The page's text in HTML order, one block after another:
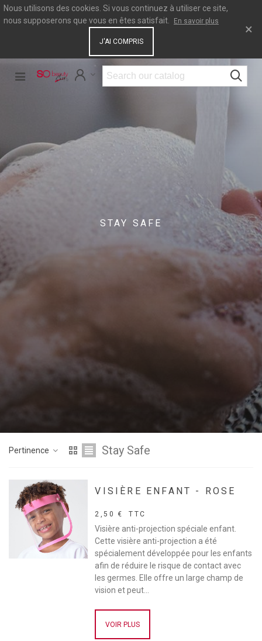
Nous utilisons des cookies. Si vous continuez à utiliser ce site,
nous supposerons que vous en êtes satisfait.
En savoir plus
J'AI COMPRIS
×
STAY SAFE
Pertinence Stay Safe
VISIÈRE ENFANT - ROSE
2,50 € TTC
Visière anti-projection spéciale enfant.
Cette visière anti-projection a été
spécialement développée pour les enfants
afin de réduire le risque de contact avec
les germes. Elle offre un large champ de
vision et peut...
VOIR PLUS